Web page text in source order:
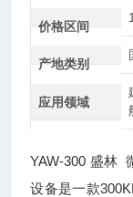
价格区间
产地类别
应用领域
YAW-300 盛林
设备是一款